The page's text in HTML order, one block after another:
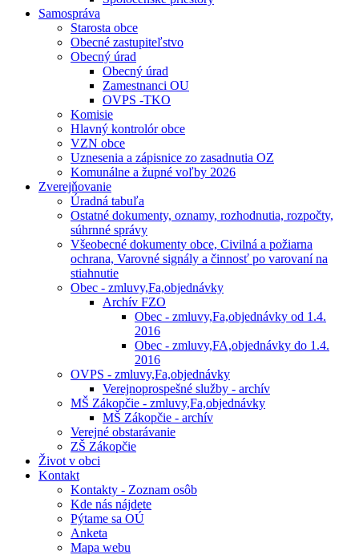
Samospráva
Starosta obce
Obecné zastupiteľstvo
Obecný úrad
Obecný úrad
Zamestnanci OU
OVPS -TKO
Komisie
Hlavný kontrolór obce
VZN obce
Uznesenia a zápisnice zo zasadnutia OZ
Komunálne a župné voľby 2026
Zverejňovanie
Úradná tabuľa
Ostatné dokumenty, oznamy, rozhodnutia, rozpočty,
súhrnné správy
Všeobecné dokumenty obce, Civilná a požiarna
ochrana, Varovné signály a činnosť po varovaní na
stiahnutie
Obec - zmluvy,Fa,objednávky
Archív FZO
Obec - zmluvy,Fa,objednávky od 1.4.
2016
Obec - zmluvy,FA,objednávky do 1.4.
2016
OVPS - zmluvy,Fa,objednávky
Verejnoprospešné služby - archív
MŠ Zákopčie - zmluvy,Fa,objednávky
MŠ Zákopčie - archív
Verejné obstarávanie
ZŠ Zákopčie
Život v obci
Kontakt
Kontakty - Zoznam osôb
Kde nás nájdete
Pýtame sa OÚ
Anketa
Mapa webu